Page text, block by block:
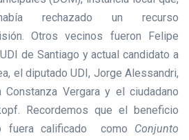
había rechazado un recurso
Otros vecinos fueron Felipe
de Santiago y actual candidato a
el diputado UDI, Jorge Alessandri,
Constanza Vergara y el ciudadano
Recordemos que el beneficio
fuera calificado como Conjunto